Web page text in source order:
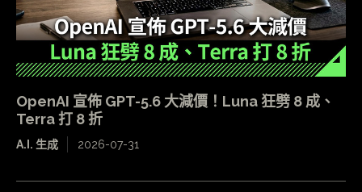
OpenAI 宣佈 GPT-5.6 大減價！Luna 狂劈 8 成、
Terra 打 8 折
A.I. 生成 2026-07-31